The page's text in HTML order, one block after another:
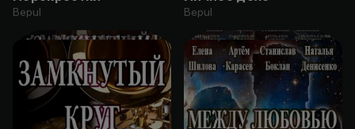
Bepul Bepul